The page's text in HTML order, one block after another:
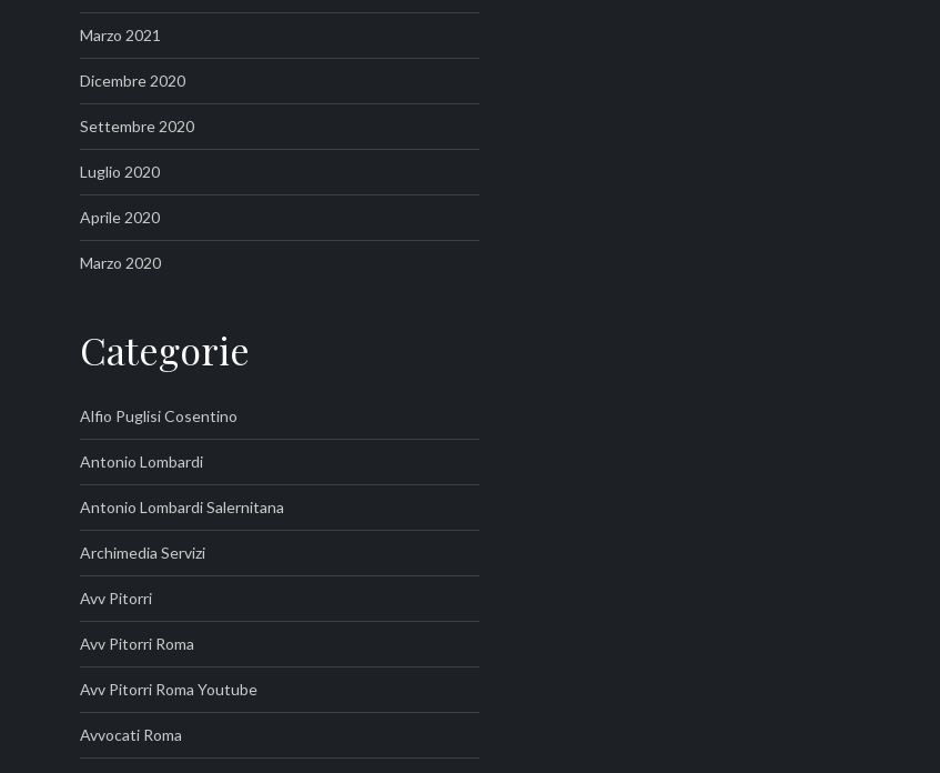
Marzo 2021
Dicembre 2020
Settembre 2020
Luglio 2020
Aprile 2020
Marzo 2020
Categorie
Alfio Puglisi Cosentino
Antonio Lombardi
Antonio Lombardi Salernitana
Archimedia Servizi
Avv Pitorri
Avv Pitorri Roma
Avv Pitorri Roma Youtube
Avvocati Roma